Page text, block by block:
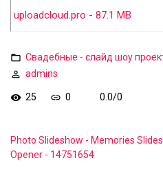
uploadcloud.pro - 87.1 MB
Свадебные - слайд шоу
admins
25 0 0.0/0
Photo Slideshow - Memories
Opener - 14751654